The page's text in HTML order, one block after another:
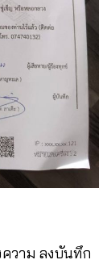
ความ ลงบันทึก